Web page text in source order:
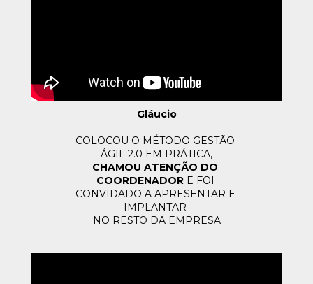
Gláucio
COLOCOU O MÉTODO GESTÃO
ÁGIL 2.0 EM PRÁTICA,
CHAMOU ATENÇÃO DO
COORDENADOR E FOI
CONVIDADO A APRESENTAR E
IMPLANTAR
NO RESTO DA EMPRESA